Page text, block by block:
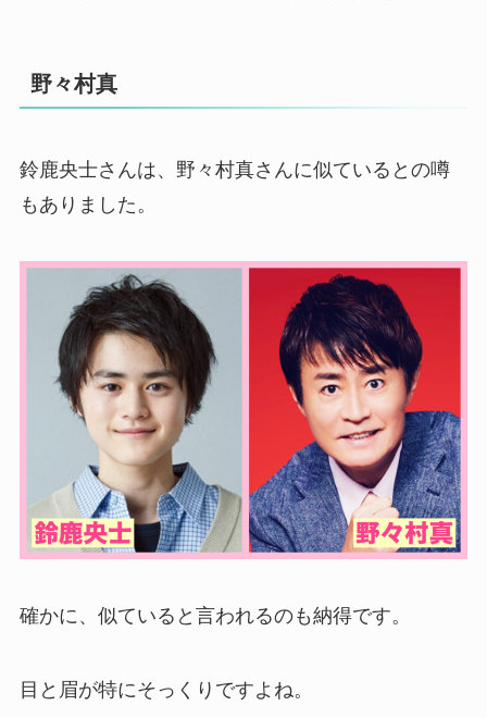
野々村真
鈴鹿央士さんは、野々村真さんに似ているとの噂
もありました。
確かに、似ていると言われるのも納得です。
目と眉が特にそっくりですよね。